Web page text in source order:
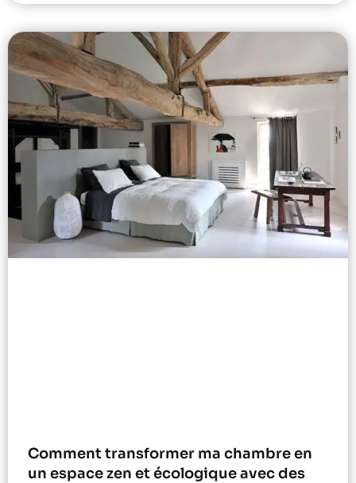
Comment transformer ma chambre en
un espace zen et écologique avec des